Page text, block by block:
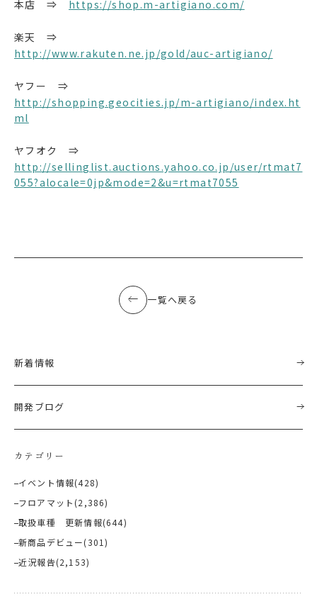
本店 ⇒ https://shop.m-artigiano.com/
楽天 ⇒
http://www.rakuten.ne.jp/gold/auc-artigiano/
ヤフー ⇒
http://shopping.geocities.jp/m-artigiano/index.ht
ml
ヤフオク ⇒
http://sellinglist.auctions.yahoo.co.jp/user/rtmat7
055?alocale=0jp&mode=2&u=rtmat7055
一覧へ戻る
新着情報
開発ブログ
カテゴリー
イベント情報(428)
フロアマット (2,386)
取扱車種 更新情報(644)
新商品デビュー(301)
近況報告(2,153)